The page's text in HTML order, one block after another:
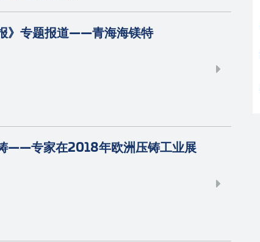
》专题报道——青海海镁特
——专家在2018年欧洲压铸工业展